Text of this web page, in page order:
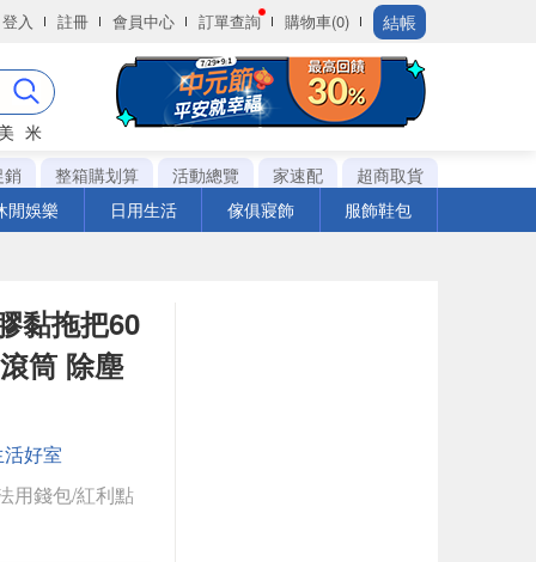
登入 註冊 會員中心 訂單查詢 購物車(0) 結帳
米
銷
整箱購划算 活動總覽 家速配
超商取貨
閒娛樂
日用生活 傢俱寢飾 服飾鞋包
黏拖把60
筒 除塵
好室
用錢包/紅利點